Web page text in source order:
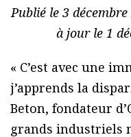
Publié le 3
à jour le 1
« C’est avec une
j’apprends la
Beton, fondateur
grands industriels